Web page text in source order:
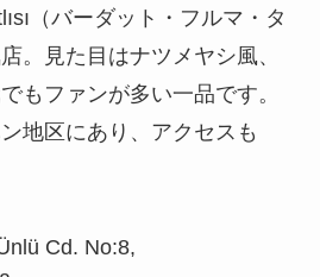
（バーダット・フルマ・タ
。見た目はナツメヤシ風、
もファンが多い一品です。
地区にあり、アクセスも
Cd. No:8,